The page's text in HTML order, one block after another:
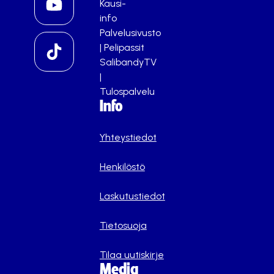
Kausi-
info
Palvelusivusto
| Pelipassit
SalibandyTV
|
Tulospalvelu
Info
Yhteystiedot
Henkilöstö
Laskutustiedot
Tietosuoja
Tilaa uutiskirje
Media